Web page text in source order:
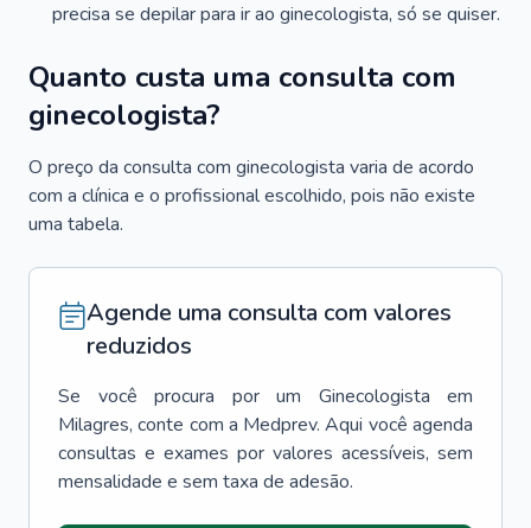
precisa se depilar para ir ao ginecologista, só se quiser.
Quanto custa uma consulta com
ginecologista?
O preço da consulta com ginecologista varia de acordo
com a clínica e o profissional escolhido, pois não existe
uma tabela.
Agende uma consulta com valores
reduzidos
Se você procura por um Ginecologista
em
Milagres, conte com a Medprev. Aqui você agenda
consultas e exames por valores acessíveis, sem
mensalidade e sem taxa de adesão.